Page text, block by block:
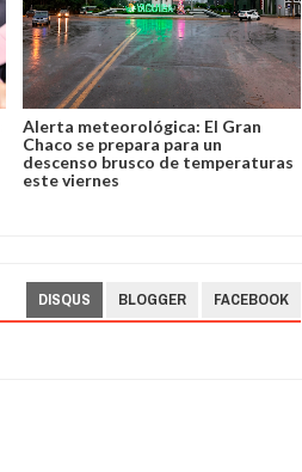
Alerta meteorológica: El Gran
Chaco se prepara para un
descenso brusco de temperaturas
este viernes
DISQUS BLOGGER FACEBOOK